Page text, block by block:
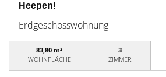
Heepen!
Erdgeschosswohnung
83,80 m²
WOHNFLÄCHE
3
ZIMMER